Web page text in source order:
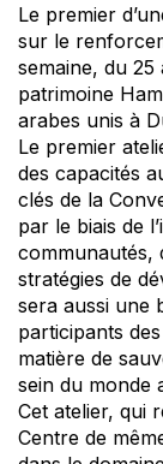
Le premier
sur le
semaine, du
patrimoine
arabes unis à
Le premier
des capacités
clés de la
par le biais de
communautés,
stratégies de
sera aussi une
participants
matière de
sein du monde
Cet atelier, qui
Centre de